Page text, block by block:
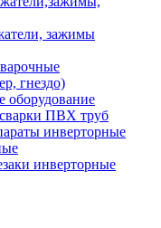
зажимы
гнездо)
ПВХ труб
инверторные
инверторные